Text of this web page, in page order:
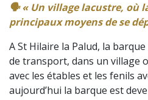
🗣️ « Un village lacustre, où
principaux moyens de se
A St Hilaire la Palud, la
de transport, dans un village
avec les étables et les fenils
aujourd’hui la barque est